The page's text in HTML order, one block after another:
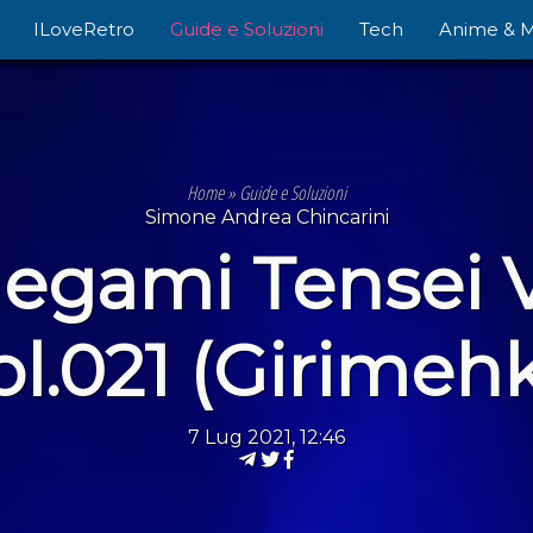
ILoveRetro Guide e Soluzioni Tech Anime &
Home»Guide e Soluzioni
Simone Andrea Chincarini
Tensei
7 Lug 2021, 12:46